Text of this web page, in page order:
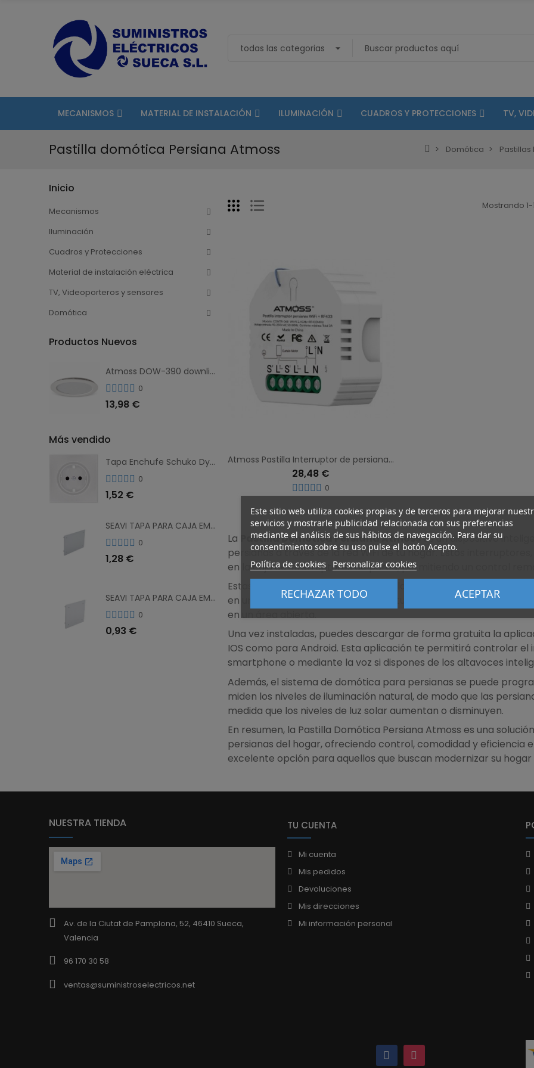
MECANISMOS MATERIAL DE INSTALACIÓN ILUMINACIÓN CUADROS Y PROTECCIONES TV,
Pastilla domótica Persiana Atmoss Domótica
Inicio
Mecanismos
Iluminación
Cuadros y Protecciones
Material de instalación eléctrica
TV, Videoporteros y sensores
Domótica
Productos Nuevos
Atmoss DOW-390 downlight LED empotrable 24W 1800 lm 3CCT blanco
0
13,98 €
Más vendido
Tapa Enchufe Schuko Dynamic Art Atmoss
0
1,52 €
SEAVI TAPA PARA CAJA EMP. 23322 100X150X50 23302
0
1,28 €
SEAVI TAPA PARA CAJA EMP. 23321 100X100X50 23301
0
0,93 €
Mostrando
Atmoss Pastilla Interruptor de persiana WIFI + RF433 CONTR-068
28,48 €
0
La Pastilla Domótica Persiana Atmosses un dispositivo
persianas a través de la red WiFi de tu hogar. Estos
en la caja de interruptores de pared, permitiendo un control
Estas pastillas son compatibles con la aplicación Smartlife y
en una red WiFi 2.4 GHz. Su temperatura de trabajo es de -10ºC
en un área abierta.
Una vez instaladas, puedes descargar de forma gratuita la
IOS como para Android. Esta aplicación te permitirá controlar
smartphone o mediante la voz si dispones de los altavoces
Además, el sistema de domótica para persianas se puede
miden los niveles de iluminación natural, de modo que las
medida que los niveles de luz solar aumentan o disminuyen.
En resumen, la Pastilla Domótica Persiana Atmoss es una
persianas del hogar, ofreciendo control, comodidad y eficiencia
excelente opción para aquellos que buscan modernizar su
Este sitio web utiliza cookies propias y de terceros para mejorar
servicios y mostrarle publicidad relacionada con sus preferencias
mediante el análisis de sus hábitos de navegación. Para dar su
consentimiento sobre su uso pulse el botón Acepto.
Política de cookies Personalizar cookies
RECHAZAR TODO ACEPTAR
NUESTRA TIENDA
Av. de la Ciutat de Pamplona, 52, 46410 Sueca,
Valencia
96 170 30 58
ventas@suministroselectricos.net
TU CUENTA
Mi cuenta
Mis pedidos
Devoluciones
Mis direcciones
Mi información personal